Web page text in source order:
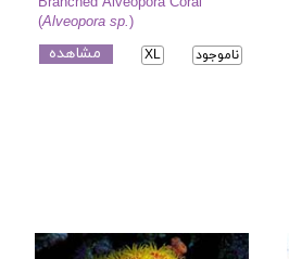
(Alveopora sp.)
ناموجود XL مشاهده